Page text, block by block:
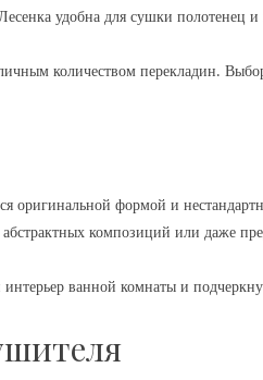
удобна для сушки полотенец
количеством перекладин.
оригинальной формой и
композиций или даже
ванной комнаты и